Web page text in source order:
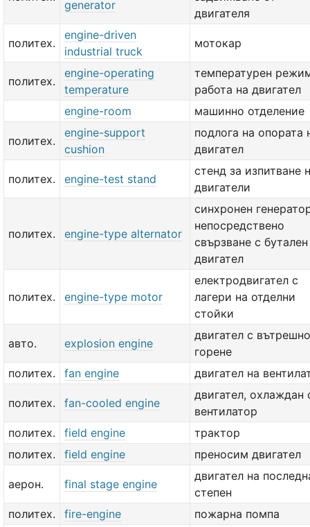
generator
двигателя
политех.
engine-driven
industrial truck
мотокар
политех.
engine-operating
temperature
температурен
работа на двигател
engine-room
машинно отделение
политех.
engine-support
cushion
подлога на опората
двигател
политех. engine-test stand
стенд за изпитване
двигатели
политех. engine-type alternator
синхронен
непосредствено
свързване с бутален
двигател
политех. engine-type motor
електродвигател с
лагери на отделни
стойки
авто. explosion engine
двигател с вътрешно
горене
политех.
fan engine двигател на
политех. fan-cooled engine
двигател, охлаждан
вентилатор
политех.
field engine
трактор
политех.
field engine преносим двигател
аерон. final stage engine
двигател на
степен
политех.
fire-engine
пожарна помпа